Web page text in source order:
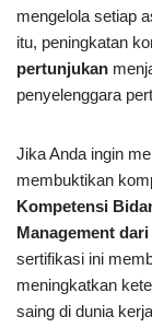
mengelola setiap
itu, peningkatan
pertunjukan
penyelenggara
Jika Anda ingin
membuktikan
Kompetensi
Management
sertifikasi ini
meningkatkan
saing di dunia